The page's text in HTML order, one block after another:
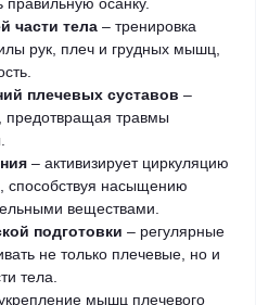
части тела – тренировка
рук, плеч и грудных мышц,
плечевых суставов –
предотвращая травмы
– активизирует циркуляцию
способствуя насыщению
веществами.
подготовки – регулярные
не только плечевые, но и
тела.
мышц плечевого